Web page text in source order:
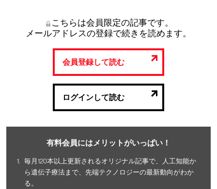
こちらは会員限定の記事です。
メールアドレスの登録で続きを読めます。
会員登録して読む
ログインして読む
有料会員にはメリットがいっぱい！
毎月120本以上更新されるオリジナル記事で、人工知能か
ら遺伝子療法まで、先端テクノロジーの最新動向がわか
る。